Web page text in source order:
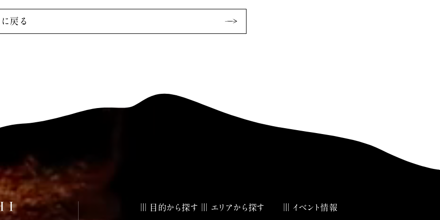
戻る
目的から探す エリアから探す イベント情報